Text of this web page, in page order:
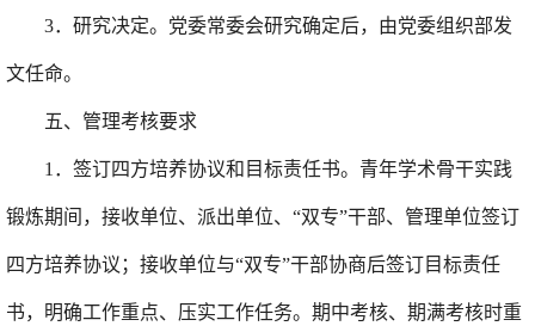
3． 研究决定。 党委常委会研究确定后，由党委组织部发
文任命。
五、管理考核要求
1 ． 签订四方培养协议和目标责任书。 青年学术骨干实践
锻炼期间， 接收单位、派出单位、“双专”干部、管理单位签订
四方培养协议；接收单位与“双专”干部协商后签订目标责任
书，明确工作重点、压实工作任务。 期中考核、期满考核时重